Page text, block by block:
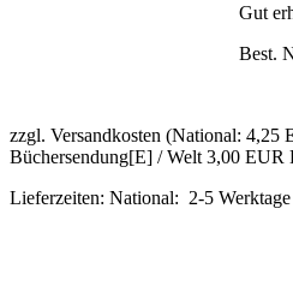
Gut
Best.
zzgl. Versandkosten (National:
Büchersendung[E] / Welt 3,00
Lieferzeiten: National: 2-5